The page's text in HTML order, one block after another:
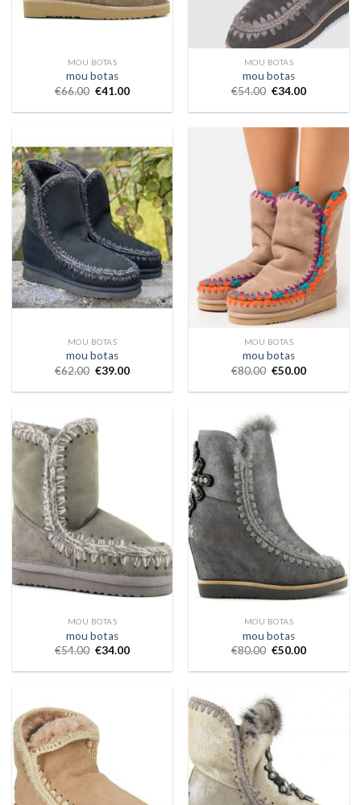
MOU BOTAS
mou botas
€66.00 €41.00
MOU BOTAS
mou botas
€54.00 €34.00
MOU BOTAS
mou botas
€62.00 €39.00
MOU BOTAS
mou botas
€80.00 €50.00
MOU BOTAS
mou botas
€54.00 €34.00
MOU BOTAS
mou botas
€80.00 €50.00